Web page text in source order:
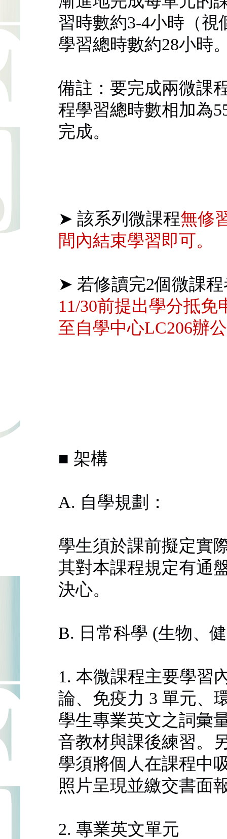
習時數約3-4小時（
學習總時數約28小時
備註：要完成兩微課
程學習總時數相加為
完成。
➤ 該系列微課程無修
間內結束學習即可。
➤ 若修讀完2個微課
11/30前提出學分抵
至自學中心LC206辦
■ 架構
A. 自學規劃：
學生須於課前擬定實
其對本課程規定有通
決心。
B. 日常科學 (生物、
1. 本微課程主要學習
論、免疫力 3 單元、
學生專業英文之詞彙
音教材與課後練習。
學須將個人在課程中
照片呈現並繳交書面
2. 專業英文單元